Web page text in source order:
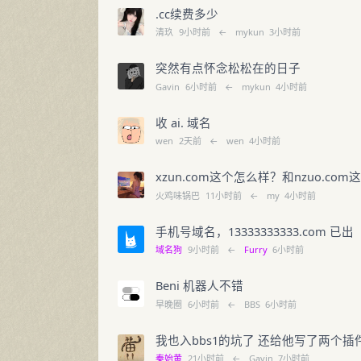
.cc续费多少
清玖 9小时前 ← mykun 3小时前
突然有点怀念松松在的日子
Gavin 6小时前 ← mykun 4小时前
收 ai. 域名
wen 2天前 ← wen 4小时前
xzun.com这个怎么样？和nzuo.com这
火鸡味锅巴 11小时前 ← my 4小时前
手机号域名，13333333333.com 已出
域名狗 9小时前 ← Furry 6小时前
Beni 机器人不错
早晚圈 6小时前 ← BBS 6小时前
我也入bbs1的坑了 还给他写了两个插
秦始黄 21小时前 ← Gavin 7小时前